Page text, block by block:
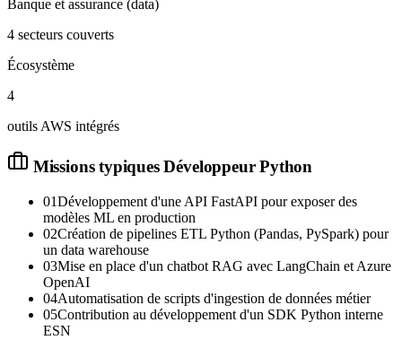
Banque et assurance (data)
4 secteurs couverts
Écosystème
4
outils AWS intégrés
Missions typiquesDéveloppeur Python
01Développement d'une API FastAPI pour exposer des
modèles ML en production
02Création de pipelines ETL Python (Pandas, PySpark) pour
un data warehouse
03Mise en place d'un chatbot RAG avec LangChain et Azure
OpenAI
04Automatisation de scripts d'ingestion de données métier
05Contribution au développement d'un SDK Python interne
ESN